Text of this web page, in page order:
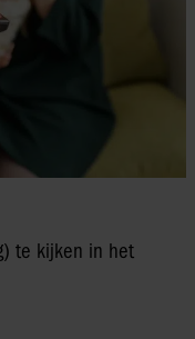
te kijken in het